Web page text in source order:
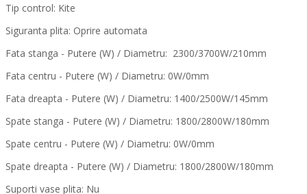
Tip control: Kite
Siguranta plita: Oprire automata
Fata stanga - Putere (W) / Diametru: 2300/3700W/210mm
Fata centru - Putere (W) / Diametru: 0W/0mm
Fata dreapta - Putere (W) / Diametru: 1400/2500W/145mm
Spate stanga - Putere (W) / Diametru: 1800/2800W/180mm
Spate centru - Putere (W) / Diametru: 0W/0mm
Spate dreapta - Putere (W) / Diametru: 1800/2800W/180mm
Suporti vase plita: Nu